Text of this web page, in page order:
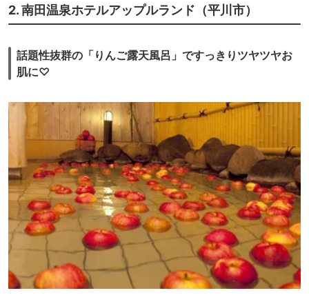
2. 南田温泉ホテルアップルランド（平川市）
話題性抜群の「りんご露天風呂」ですっきりツヤツヤお
肌に♡